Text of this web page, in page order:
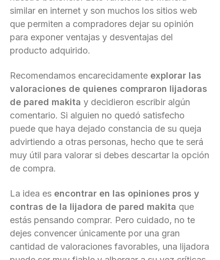
similar en internet y son muchos los sitios web
que permiten a compradores dejar su opinión
para exponer ventajas y desventajas del
producto adquirido.
Recomendamos encarecidamente explorar las
valoraciones de quienes compraron lijadoras
de pared makita y decidieron escribir algún
comentario. Si alguien no quedó satisfecho
puede que haya dejado constancia de su queja
advirtiendo a otras personas, hecho que te será
muy útil para valorar si debes descartar la opción
de compra.
La idea es encontrar en las opiniones pros y
contras de la lijadora de pared makita que
estás pensando comprar. Pero cuidado, no te
dejes convencer únicamente por una gran
cantidad de valoraciones favorables, una lijadora